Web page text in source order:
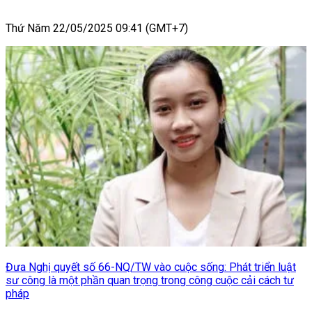
Thứ Năm 22/05/2025 09:41 (GMT+7)
Đưa Nghị quyết số 66-NQ/TW vào cuộc sống: Phát triển luật
sư công là một phần quan trọng trong công cuộc cải cách tư
pháp